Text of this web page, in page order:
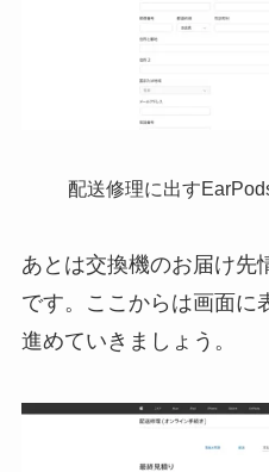
配送修理に出す
あとは交換機のお届け先
です。ここからは画面に
進めていきましょう。